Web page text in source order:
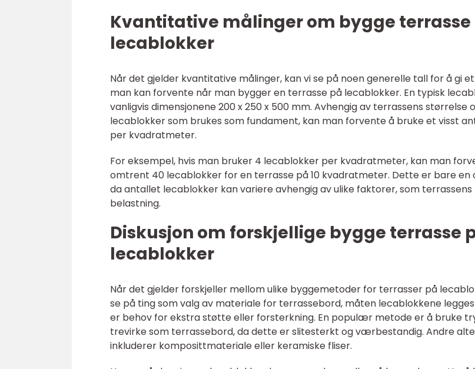
Kvantitative målinger om bygge terrasse
lecablokker
Når det gjelder kvantitative målinger, kan vi se på noen generelle tall for å gi
man kan forvente når man bygger en terrasse på lecablokker. En typisk
vanligvis dimensjonene 200 x 250 x 500 mm. Avhengig av terrassens størrelse
lecablokker som brukes som fundament, kan man forvente å bruke et visst
per kvadratmeter.
For eksempel, hvis man bruker 4 lecablokker per kvadratmeter, kan man
omtrent 40 lecablokker for en terrasse på 10 kvadratmeter. Dette er bare en
da antallet lecablokker kan variere avhengig av ulike faktorer, som
belastning.
Diskusjon om forskjellige bygge terrasse
lecablokker
Når det gjelder forskjeller mellom ulike byggemetoder for terrasser på
se på ting som valg av materiale for terrassebord, måten lecablokkene
er behov for ekstra støtte eller forsterkning. En populær metode er å bruke
trevirke som terrassebord, da dette er slitesterkt og værbestandig. Andre
inkluderer komposittmateriale eller keramiske fliser.